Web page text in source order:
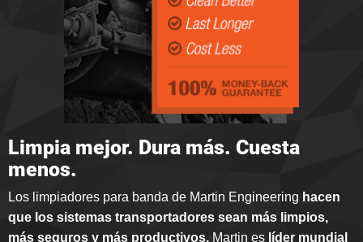
Limpia mejor. Dura más. Cuesta
menos.
Los limpiadores para banda de Martin Engineering hacen
que los sistemas transportadores sean más limpios,
más seguros y más productivos. Martin es líder mundial